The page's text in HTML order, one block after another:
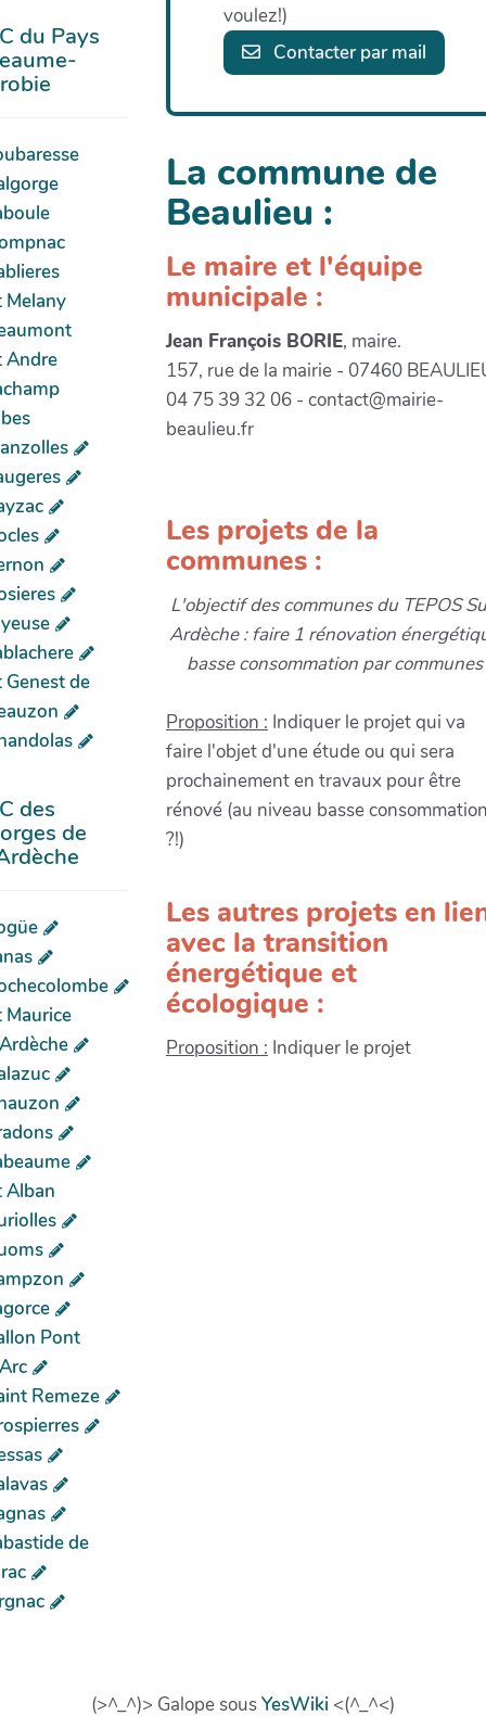
du Pays
Melany
Andre
Genest de
des
de
Maurice
Alban
Pont
Remeze
de
voulez!)
Contacter par mail
La commune de
Beaulieu :
Le maire et l'équipe
municipale :
Jean François BORIE, maire.
157, rue de la mairie - 07460
04 75 39 32 06 - contact@mairie-
beaulieu.fr
Les projets de la
communes :
L'objectif des communes du TEPOS
Ardèche : faire 1 rénovation
basse consommation par communes
Proposition : Indiquer le projet qui va
faire l'objet d'une étude ou qui sera
prochainement en travaux pour être
rénové (au niveau basse
?!)
Les autres projets en
avec la transition
énergétique et
écologique :
Proposition : Indiquer le projet
(>^_^)> Galope sousYesWiki <(^_^<)